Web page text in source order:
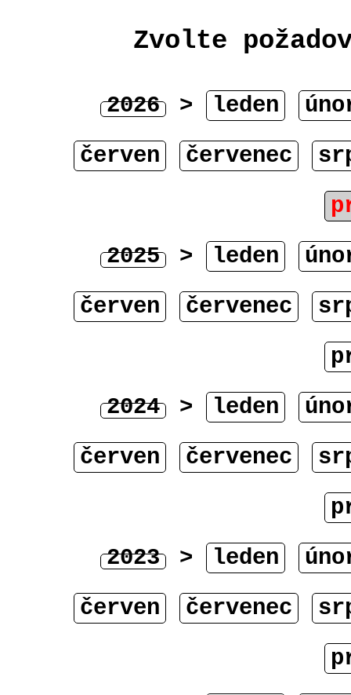
Zvolte
2026 > leden
červen
červenec
2025 > leden
červen
červenec
2024 > leden
červen
červenec
2023 > leden
červen
červenec